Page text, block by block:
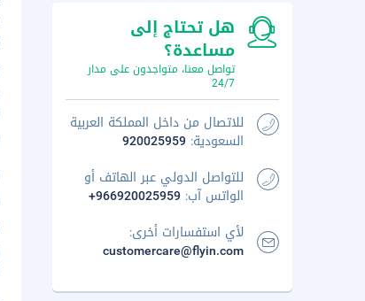
هل تحتاج إلى
مساعدة؟
تواصل معنا، متواجدون على مدار
24/7
للاتصال من داخل المملكة العربية
السعودية: 920025959
للتواصل الدولي عبر الهاتف أو
الواتس آب: +966920025959
لأي استفسارات أخرى:
customercare@flyin.com